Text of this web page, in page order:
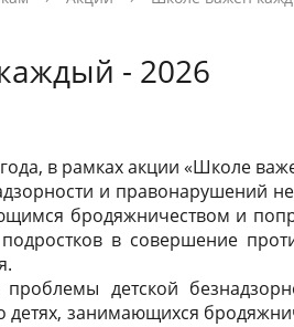
Стипендии и меры
обучающихся
Доска почета
Сетевой город
- 2026
в рамках акции «Школе
и правонарушений
бродяжничеством и
в совершение
проблемы детской
детях, занимающихся